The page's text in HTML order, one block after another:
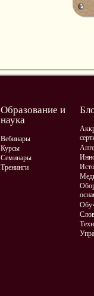
Образование и
наука
Вебинары
Курсы
Семинары
Тренинги